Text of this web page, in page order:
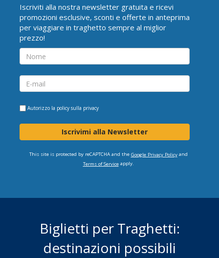
Iscriviti alla nostra newsletter gratuita e ricevi
promozioni esclusive, sconti e offerte in anteprima
per viaggiare in traghetto sempre al miglior
prezzo!
Autorizzo la policy sulla privacy
Iscrivimi alla Newsletter
This site is protected by reCAPTCHA and the Google Privacy Policyand
Terms of Serviceapply.
Biglietti per Traghetti:
destinazioni possibili